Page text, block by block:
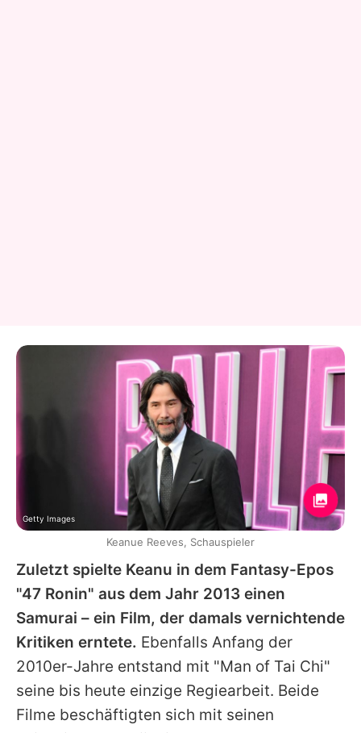
Zuletzt spielte Keanu in dem Fantasy-Epos
"47 Ronin" aus dem Jahr 2013 einen
Samurai – ein Film, der damals vernichtende
Kritiken erntete. Ebenfalls Anfang der
2010er-Jahre entstand mit "Man of Tai Chi"
seine bis heute einzige Regiearbeit. Beide
Filme beschäftigten sich mit seinen
Getty Images
Keanue Reeves, Schauspieler